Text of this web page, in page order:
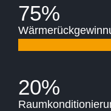
75%
20%